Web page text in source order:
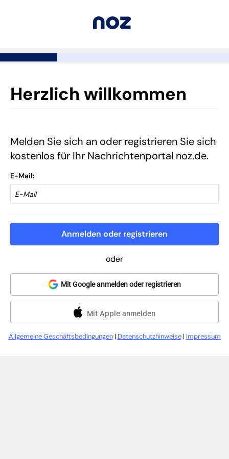
Herzlich willkommen
Melden Sie sich an oder registrieren Sie sich
kostenlos für Ihr Nachrichtenportal noz.de.
E-Mail
Anmelden oder registrieren
oder
Mit Google anmelden oder registrieren
Mit Apple anmelden
Allgemeine Geschäftsbedingungen| Datenschutzhinweise| Impressum